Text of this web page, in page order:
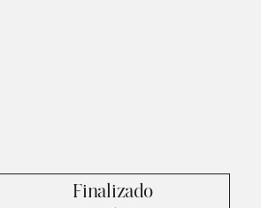
Finalizado